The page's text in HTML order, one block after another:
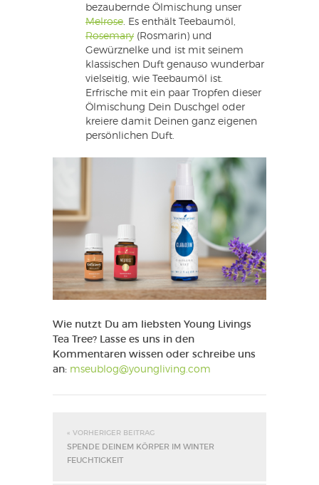
bezaubernde Ölmischung unser
Melrose. Es enthält Teebaumöl,
Rosemary (Rosmarin) und
Gewürznelke und ist mit seinem
klassischen Duft genauso wunderbar
vielseitig, wie Teebaumöl ist.
Erfrische mit ein paar Tropfen dieser
Ölmischung Dein Duschgel oder
kreiere damit Deinen ganz eigenen
persönlichen Duft.
Wie nutzt Du am liebsten Young Livings
Tea Tree? Lasse es uns in den
Kommentaren wissen oder schreibe uns
an: mseublog@youngliving.com
« VORHERIGER BEITRAG
SPENDE DEINEM KÖRPER IM WINTER
FEUCHTIGKEIT